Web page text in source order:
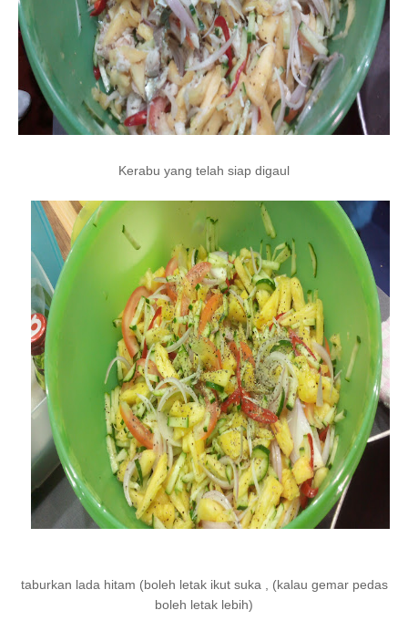
Kerabu yang telah siap digaul
taburkan lada hitam (boleh letak ikut suka , (kalau gemar pedas
boleh letak lebih)